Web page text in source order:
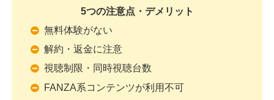
5つの注意点・デメリット
無料体験がない
解約・返金に注意
視聴制限・同時視聴台数
FANZA系コンテンツが利用不可